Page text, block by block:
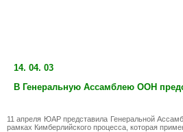
14. 04. 03
В Генеральную Ассамблею ООН
11 апреля ЮАР представила Генеральной
рамках Кимберлийского процесса, которая